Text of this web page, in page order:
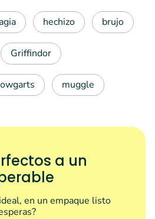
hechizo brujo
Griffindor
muggle
a un
en un empaque listo